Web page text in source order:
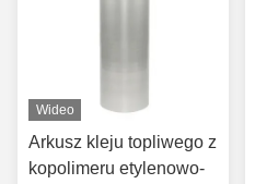
Wideo
Arkusz kleju topliwego z
kopolimeru etylenowo-